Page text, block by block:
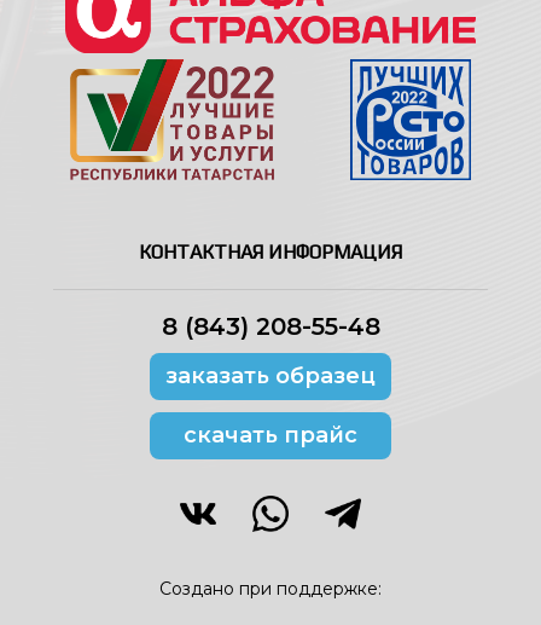
КОНТАКТНАЯ ИНФОРМАЦИЯ
8 (843) 208-55-48
заказать образец
скачать прайс
Создано при поддержке: